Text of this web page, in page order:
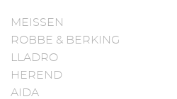
MEISSEN
ROBBE & BERKING
LLADRO
HEREND
AIDA